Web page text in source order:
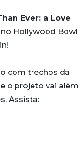
Ever: a Love
Hollywood Bowl
com trechos da
o projeto vai além
Assista: